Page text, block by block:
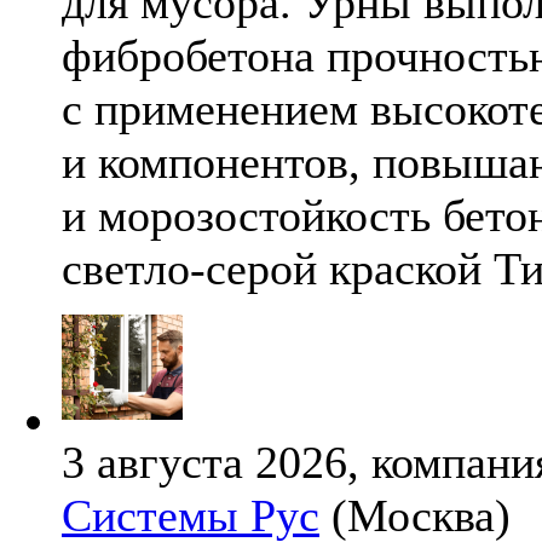
фибробетона
с применением
и компонентов,
и морозостойкость
светло-серой краской
3 августа 2026,
Системы Рус (Москва)